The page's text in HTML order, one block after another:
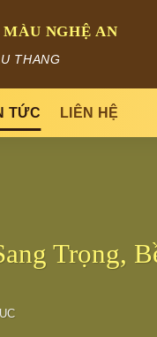
NGHỆ AN
THANG
TỨC LIÊN HỆ
Trọng,